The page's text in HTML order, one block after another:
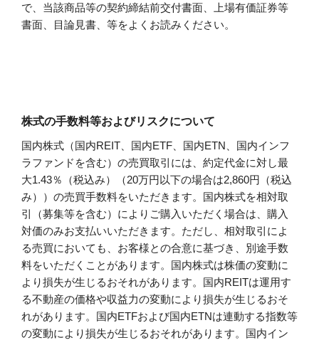
で、当該商品等の契約締結前交付書面、上場有価証券等
書面、目論見書、等をよくお読みください。
株式の手数料等およびリスクについて
国内株式（国内REIT、国内ETF、国内ETN、国内インフ
ラファンドを含む）の売買取引には、約定代金に対し最
大1.43％（税込み）（20万円以下の場合は2,860円（税込
み））の売買手数料をいただきます。国内株式を相対取
引（募集等を含む）によりご購入いただく場合は、購入
対価のみお支払いいただきます。ただし、相対取引によ
る売買においても、お客様との合意に基づき、別途手数
料をいただくことがあります。国内株式は株価の変動に
より損失が生じるおそれがあります。国内REITは運用す
る不動産の価格や収益力の変動により損失が生じるおそ
れがあります。国内ETFおよび国内ETNは連動する指数等
の変動により損失が生じるおそれがあります。国内イン